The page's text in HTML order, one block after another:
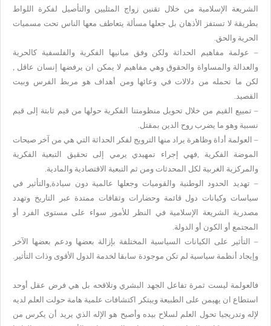
الشريعة الإسلامية من خلال تقنين زواج المثليين والتأصيل لفكرة اللواط
بطريقة لا تستفز الأذهان بل جعلها مسألة يتعاطف معها الناس تحت مسميات
الحرية والحق.
– عولمة مفاهيم الحداثة ولكن وفق مبانيها الفكرية والفلسفية كالحرية
والعدالة والمساواة والحقوق وهي مفاهيم لا يمكن ان يرفضها إنسان عاقل ,
لكن ما تحمله من دلالات في وعائها ومن أهداف هو مربط الفرس وبيت
القصيد.
– تمييع القيم من خلال تحويل منظومتنا الفكرية حولها من قيم ثابتة إلى قيم
نسبية وهو ما يضرب روح الدين بمقتل.
– العولمة أداة وظاهرة يراد منها الترويج لفكر الحداثة التي هي من آخر صيحات
الموضة الفكرية ,فهي إجراء تمهيدي يرمي إلى تحقيق التبعية الفكرية
والمركزية الغربية لكل المحدثات ومن ثم التبعية الاقتصادية والمادية.
– تهديد الحدود الوطنية والقوميات وجعلها عالمية دون سيادة,والتأثير في
سياسات وكيانات دول قائمة وحضارات وثقافات ممتدة عبر التاريخ وتهدد
مصدرية الشريعة الإسلامية في النظر للأمور سواء على مستوى الفرد أو
المجتمع أو الكون أو الدولة.
– التأثير على الكيانات السياسية المختلفة بإزالة بعضها ودعم بعضها الآخر
وإيجاد أنظمة سياسية لم تكن موجودة سابقا لخدمة الدول الأقوى وذات التأثير.
فالعولمة ليست ثمرة تفاعل الجهد البشري وتلاقحه بل هي فرض عقل أوحد
استطاع ان يهيمن على الطبيعة ويبتكر اكتشافات علمية هامة حولت العلم لديه
لإله وتدريجيا تحول العلم لسلاح بيده وأصبح هو الإله الذي يريد أن يكرس من